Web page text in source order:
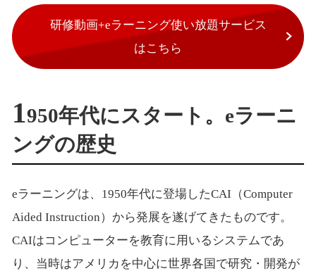
研修動画+eラーニング使い放題サービス
はこちら
1950年代にスタート。eラーニ
ングの歴史
eラーニングは、1950年代に登場したCAI（Computer
Aided Instruction）から発展を遂げてきたものです。
CAIはコンピューターを教育に用いるシステムであ
り、当時はアメリカを中心に世界各国で研究・開発が